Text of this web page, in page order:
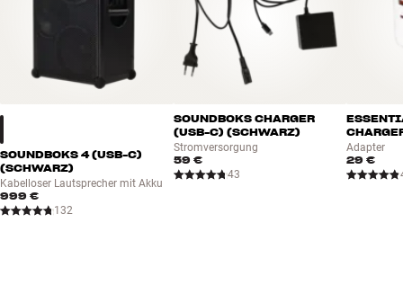
SOUNDBOKS 4 (USB-C)
(SCHWARZ)
Kabelloser Lautsprecher mit Akku
999 €
132
SOUNDBOKS CHARGER
(USB-C) (SCHWARZ)
Stromversorgung
59 €
43
Adapter
29 €